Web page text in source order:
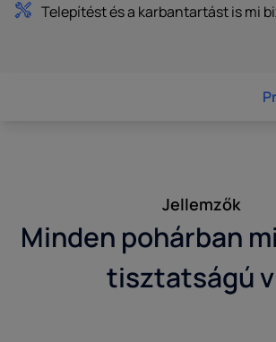
Telepítést és a karbantartást is mi
Jellemzők
Minden pohárban
tisztatságú